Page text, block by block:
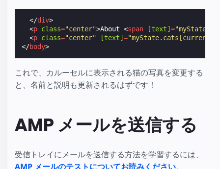
</div>
<p class="center">About <span [text]=
<p class="center" [text]=
</body>
これで、カルーセルに表示される猫の写真を変更する
と、名前と説明も更新されるはずです！
AMP メールを送信する
受信トレイにメールを送信する方法を学習するには、
AMP メールのテストについてお読みください。